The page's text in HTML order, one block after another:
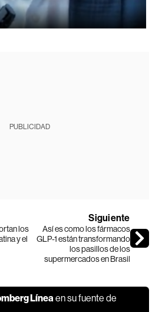
PUBLICIDAD
los
y el
Siguiente
Así es como los fármacos
GLP-1 están transformando
los pasillos de los
supermercados en Brasil
Línea en su fuente de